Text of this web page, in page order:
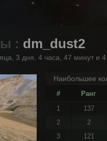
: dm_dust2
3 дня, 4 часа, 47 минут и
Наибольшее
#
Ранг
1
137
2
2
3
121